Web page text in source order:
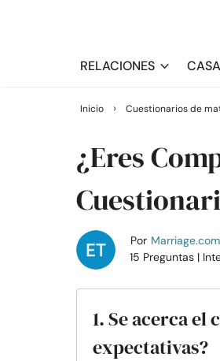
RELACIONES
Inicio › Cuestionarios de
¿Eres
Por
15 Preguntas |
1. Se acerca el
expectativas?